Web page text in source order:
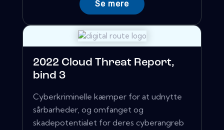
Se mere
2022 Cloud Threat Report,
bind 3
Cyberkriminelle kæmper for at udnytte
sårbarheder, og omfanget og
skadepotentialet for deres cyberangreb